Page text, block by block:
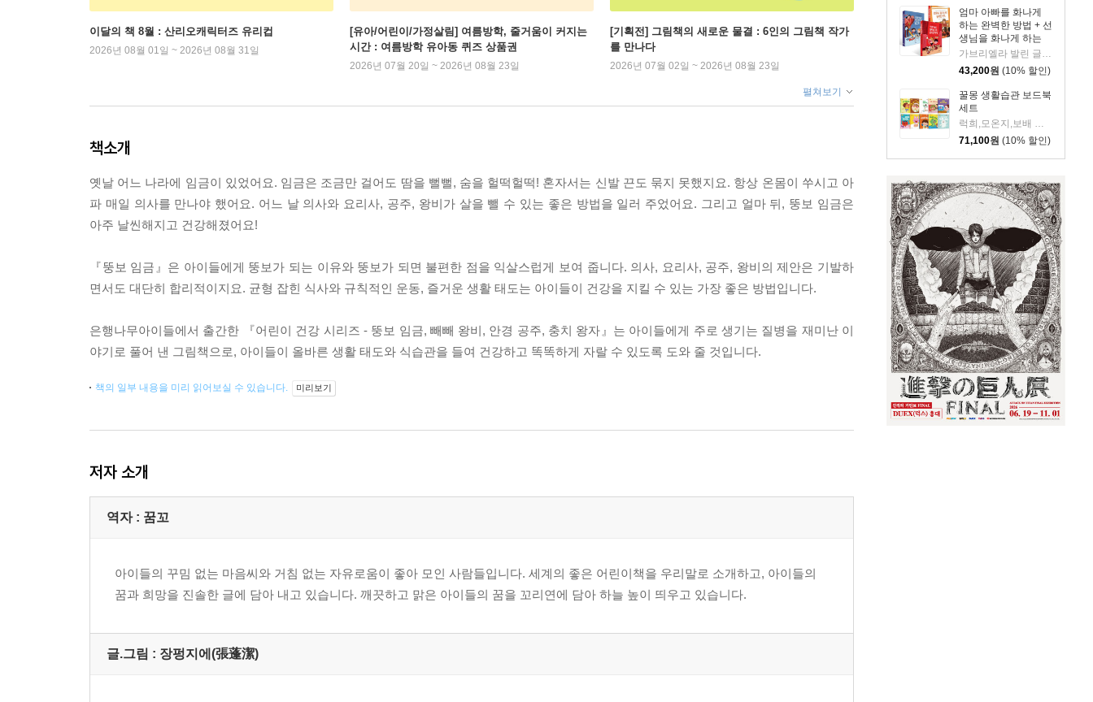
엄마 아빠를 화나게
하는 완벽한 방법 + 선
생님을 화나게 하는
완벽한 방법 + 엄마 아
빠를 진정시키는 최고
의 방법 세트
가브리엘라 발린 글/안나 아파리시오 카탈라 그림/김여진 역
43,200원 (10% 할인)
꿀몽 생활습관 보드북
세트
럭희,모온지,보배 글/국설희,김병남,김희영,석란희,엄수지,윤희재 등그림/양승현 역
71,100원 (10% 할인)
이달의 책 8월 : 산리오캐릭터즈 유리컵
2026년 08월 01일 ~ 2026년 08월 31일
[유아/어린이/가정살림] 여름방학, 줄거움이 커지는
시간 : 여름방학 유아동 퀴즈 상품권
2026년 07월 20일 ~ 2026년 08월 23일
[기획전] 그림책의 새로운 물결 : 6인의 그림책 작가
를 만나다
2026년 07월 02일 ~ 2026년 08월 23일
펼쳐보기
책소개
옛날 어느 나라에 임금이 있었어요. 임금은 조금만 걸어도 땀을 뻘뻘, 숨을 헐떡헐떡! 혼자서는 신발 끈도 묶지 못했지요. 항상 온몸이 쑤시고 아
파 매일 의사를 만나야 했어요. 어느 날 의사와 요리사, 공주, 왕비가 살을 뺄 수 있는 좋은 방법을 일러 주었어요. 그리고 얼마 뒤, 뚱보 임금은
아주 날씬해지고 건강해졌어요!
『뚱보 임금』은 아이들에게 뚱보가 되는 이유와 뚱보가 되면 불편한 점을 익살스럽게 보여 줍니다. 의사, 요리사, 공주, 왕비의 제안은 기발하
면서도 대단히 합리적이지요. 균형 잡힌 식사와 규칙적인 운동, 즐거운 생활 태도는 아이들이 건강을 지킬 수 있는 가장 좋은 방법입니다.
은행나무아이들에서 출간한 『어린이 건강 시리즈 - 뚱보 임금, 빼빼 왕비, 안경 공주, 충치 왕자』는 아이들에게 주로 생기는 질병을 재미난 이
야기로 풀어 낸 그림책으로, 아이들이 올바른 생활 태도와 식습관을 들여 건강하고 똑똑하게 자랄 수 있도록 도와 줄 것입니다.
책의 일부 내용을 미리 읽어보실 수 있습니다. 미리보기
저자 소개
역자 : 꿈꼬
아이들의 꾸밈 없는 마음씨와 거침 없는 자유로움이 좋아 모인 사람들입니다. 세계의 좋은 어린이책을 우리말로 소개하고, 아이들의
꿈과 희망을 진솔한 글에 담아 내고 있습니다. 깨끗하고 맑은 아이들의 꿈을 꼬리연에 담아 하늘 높이 띄우고 있습니다.
글.그림 : 장펑지에(張蓬潔)